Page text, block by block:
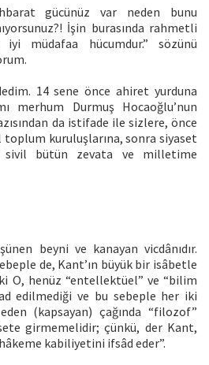
gücünüz var neden bunu
İşin burasında rahmetli
iyi müdafaa hücumdur.” sözünü
14 sene önce ahiret yurduna
merhum Durmuş Hocaoğlu’nun
da istifade ile sizlere, önce
toplum kuruluşlarına, sonra siyaset
sivil bütün zevata ve milletime
beyni ve kanayan vicdânıdır.
de, Kant’ın büyük bir isâbetle
O, henüz “entellektüel” ve “bilim
edilmediği ve bu sebeple her iki
(kapsayan) çağında “filozof”
girmemelidir; çünkü, der Kant,
kabiliyetini ifsâd eder”.